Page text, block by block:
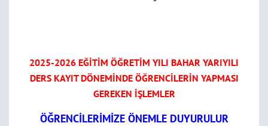
2025-2026 EĞİTİM ÖĞRETİM YILI BAHAR YARIYILI
DERS KAYIT DÖNEMİNDE ÖĞRENCİLERİN YAPMASI
GEREKEN İŞLEMLER
ÖĞRENCİLERİMİZE ÖNEMLE DUYURULUR